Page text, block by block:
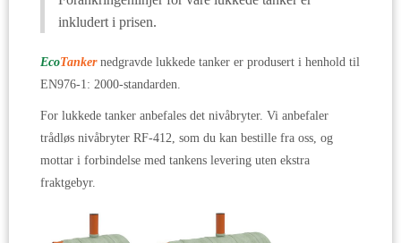
inkludert i prisen.
EcoTankernedgravde lukkede tanker er produsert i henhold til
EN976-1: 2000-standarden.
For lukkede tanker anbefales det nivåbryter. Vi anbefaler
trådløs nivåbryter RF-412, som du kan bestille fra oss, og
mottar i forbindelse med tankens levering uten ekstra
fraktgebyr.